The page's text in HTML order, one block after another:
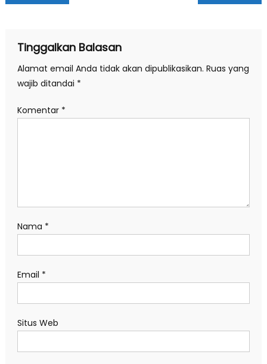
Tinggalkan Balasan
Alamat email Anda tidak akan dipublikasikan. Ruas yang
wajib ditandai *
Komentar *
Nama *
Email *
Situs Web